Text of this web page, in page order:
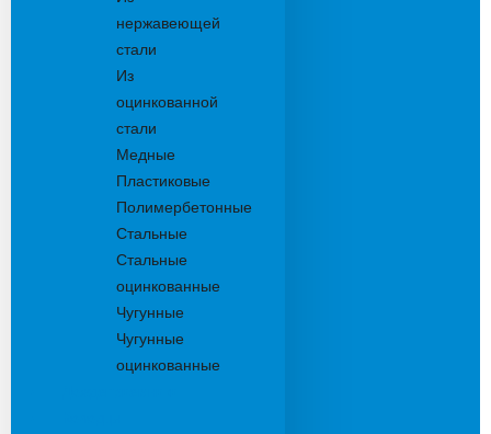
нержавеющей
стали
Из
оцинкованной
стали
Медные
Пластиковые
Полимербетонные
Стальные
Стальные
оцинкованные
Чугунные
Чугунные
оцинкованные